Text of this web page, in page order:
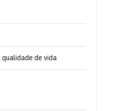
qualidade de vida